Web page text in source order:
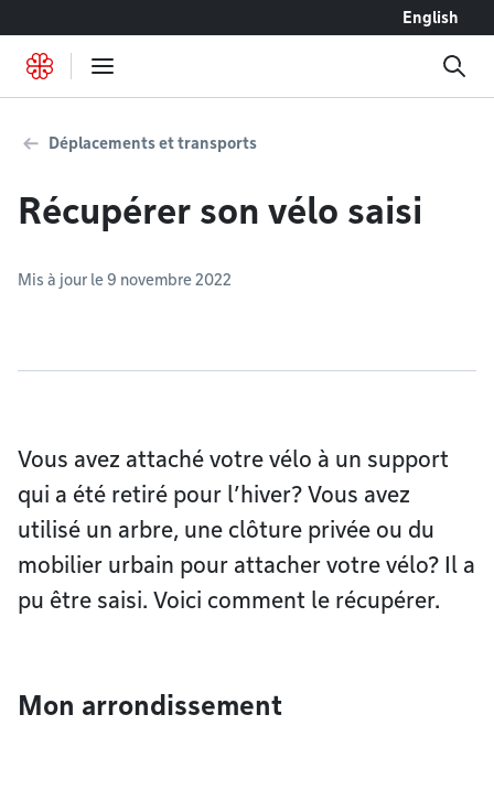
English
Déplacements et transports
Récupérer son vélo saisi
Mis à jour le 9 novembre 2022
Vous avez attaché votre vélo à un support
qui a été retiré pour l’hiver? Vous avez
utilisé un arbre, une clôture privée ou du
mobilier urbain pour attacher votre vélo? Il a
pu être saisi. Voici comment le récupérer.
Mon arrondissement